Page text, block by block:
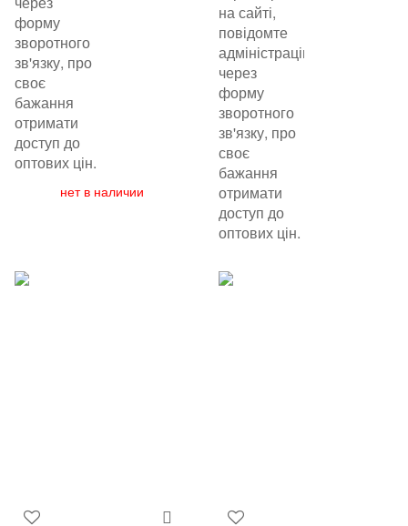
форму
зворотного
зв'язку, про
своє
бажання
отримати
доступ до
оптових цін.
нет в наличии
на сайті,
повідомте
адміністрацію
через
форму
зворотного
зв'язку, про
своє
бажання
отримати
доступ до
оптових цін.